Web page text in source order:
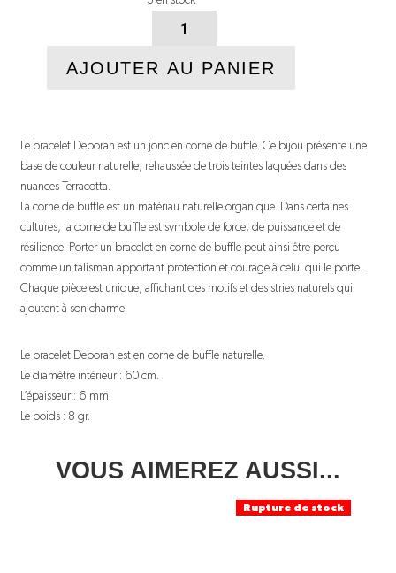
quantité
Bracelet
AJOUTER AU PANIER
Le bracelet Deborah est un jonc en corne de buffle. Ce bijou présente une
base de couleur naturelle, rehaussée de trois teintes laquées dans des
nuances Terracotta.
La corne de buffle est un matériau naturelle organique. Dans certaines
cultures, la corne de buffle est symbole de force, de puissance et de
résilience. Porter un bracelet en corne de buffle peut ainsi être perçu
comme un talisman apportant protection et courage à celui qui le porte.
Chaque pièce est unique, affichant des motifs et des stries naturels qui
ajoutent à son charme.
Le bracelet Deborah est en corne de buffle naturelle.
Le diamètre intérieur : 60 cm.
L’épaisseur : 6 mm.
Le poids : 8 gr.
VOUS AIMEREZ AUSSI...
Rupture de stock